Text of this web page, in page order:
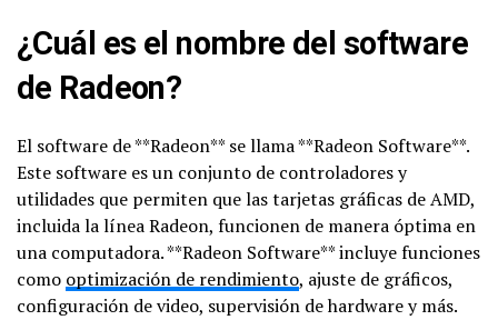
¿Cuál es el nombre del software
de Radeon?
El software de **Radeon** se llama **Radeon Software**.
Este software es un conjunto de controladores y
utilidades que permiten que las tarjetas gráficas de AMD,
incluida la línea Radeon, funcionen de manera óptima en
una computadora. **Radeon Software** incluye funciones
como optimización de rendimiento, ajuste de gráficos,
configuración de video, supervisión de hardware y más.